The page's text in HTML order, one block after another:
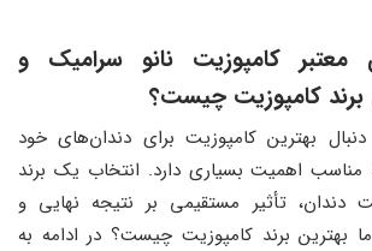
معتبر کامپوزیت نانو سرامیک و
برند کامپوزیت چیست؟
بهترین کامپوزیت برای دندان‌های خود
مناسب اهمیت بسیاری دارد. انتخاب یک برند
دندان، تأثیر مستقیمی بر نتیجه نهایی و
بهترین برند کامپوزیت چیست؟ در ادامه به